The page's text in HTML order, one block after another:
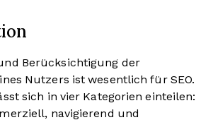
Berücksichtigung der
Nutzers ist wesentlich für SEO.
sich in vier Kategorien einteilen:
navigierend und